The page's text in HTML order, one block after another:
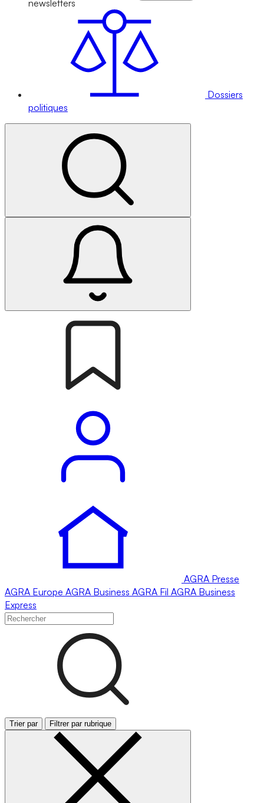
newsletters
Dossiers
politiques
AGRA Presse
AGRA Europe AGRA Business AGRA Fil AGRA Business
Express
Trier par Filtrer par rubrique